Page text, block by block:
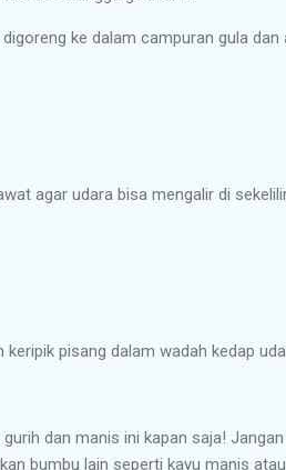
ke dalam campuran gula
agar udara bisa mengalir di
pisang dalam wadah kedap
dan manis ini kapan saja!
bumbu lain seperti kayu manis